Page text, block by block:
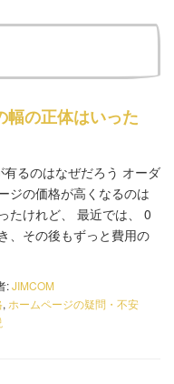
幅の正体はいった
るのはなぜだろう オーダ
ジの価格が高くなるのは
たけれど、 最近では、 0
、その後もずっと費用の
:JIMCOM
,ホームページの疑問・不安